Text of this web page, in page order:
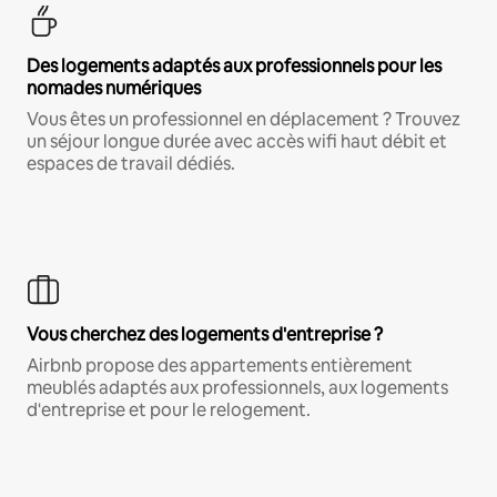
Des logements adaptés aux professionnels pour les
nomades numériques
Vous êtes un professionnel en déplacement ? Trouvez
un séjour longue durée avec accès wifi haut débit et
espaces de travail dédiés.
Vous cherchez des logements d'entreprise ?
Airbnb propose des appartements entièrement
meublés adaptés aux professionnels, aux logements
d'entreprise et pour le relogement.